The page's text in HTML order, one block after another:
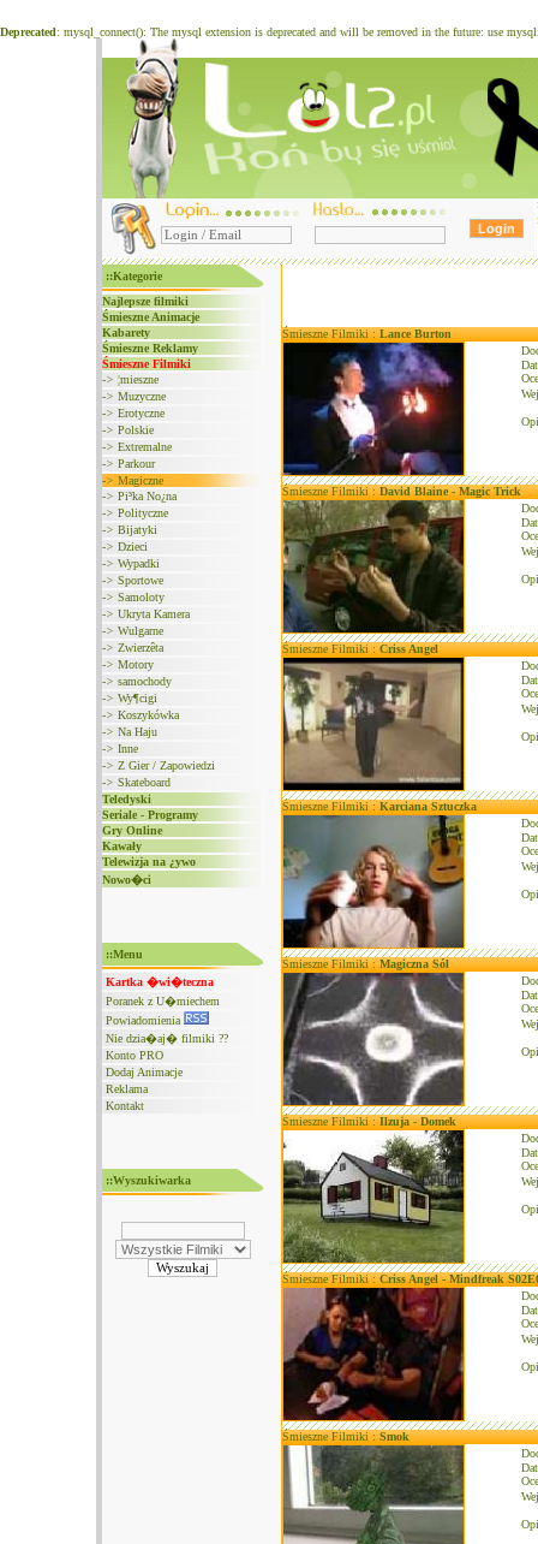
Deprecated: mysql_connect(): The mysql extension is deprecated and will be removed in the future: use
::Kategorie
Najlepsze filmiki
Śmieszne Animacje
Kabarety
Śmieszne Reklamy
Śmieszne Filmiki
-> ¦mieszne
-> Muzyczne
-> Erotyczne
-> Polskie
-> Extremalne
-> Parkour
-> Magiczne
-> Pi³ka No¿na
-> Polityczne
-> Bijatyki
-> Dzieci
-> Wypadki
-> Sportowe
-> Samoloty
-> Ukryta Kamera
-> Wulgarne
-> Zwierzêta
-> Motory
-> samochody
-> Wy¶cigi
-> Koszykówka
-> Na Haju
-> Inne
-> Z Gier / Zapowiedzi
-> Skateboard
Teledyski
Seriale - Programy
Gry Online
Kawały
Telewizja na ¿ywo
Nowo�ci
::Menu
Kartka �wi�teczna
Poranek z U�miechem
Powiadomienia
Nie dzia�aj� filmiki ??
Konto PRO
Dodaj Animacje
Reklama
Kontakt
::Wyszukiwarka
Śmieszne Filmiki :Lance Burton
Śmieszne Filmiki :David Blaine - Magic Trick
Śmieszne Filmiki :Criss Angel
Śmieszne Filmiki :Karciana Sztuczka
Śmieszne Filmiki :Magiczna Sól
Śmieszne Filmiki :Ilzuja - Domek
Śmieszne Filmiki :Criss Angel - Mindfreak
Śmieszne Filmiki :Smok